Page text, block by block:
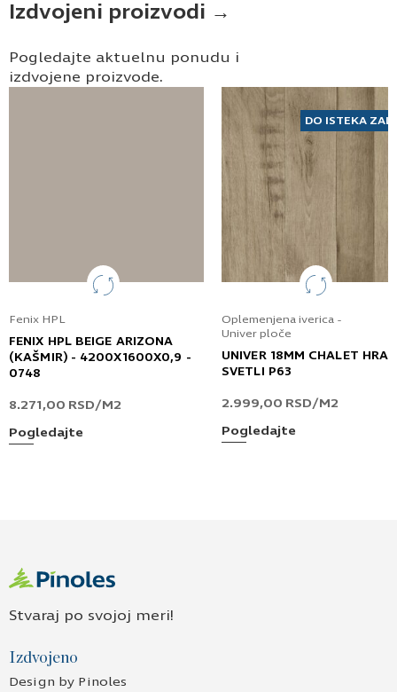
Izdvojeni proizvodi →
Pogledajte aktuelnu ponudu i
izdvojene proizvode.
Fenix HPL
FENIX HPL BEIGE ARIZONA
(KAŠMIR) - 4200X1600X0,9 -
0748
8.271,00 RSD/M2
Pogledajte
DO ISTEKA
Oplemenjena iverica -
Univer ploče
UNIVER 18MM CHALET
SVETLI P63
2.999,00 RSD/M2
Pogledajte
Stvaraj po svojoj meri!
Izdvojeno
Design by Pinoles